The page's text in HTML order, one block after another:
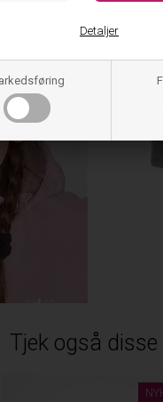
Detaljer
Tjek også disse